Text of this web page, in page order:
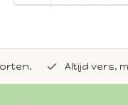
Altijd vers,